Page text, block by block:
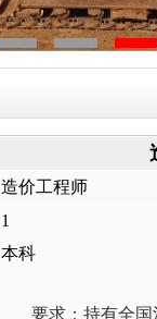
造价工程师
1
本科
要求：持有全